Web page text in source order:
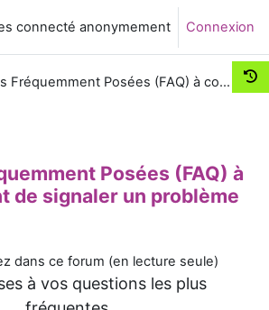
connecté anonymement Connexion
Questions Fréquemment Posées (FAQ) à consulter avant de signaler un problème
Posées (FAQ) à
de signaler un problème
dans ce forum (en lecture seule)
à vos questions les plus